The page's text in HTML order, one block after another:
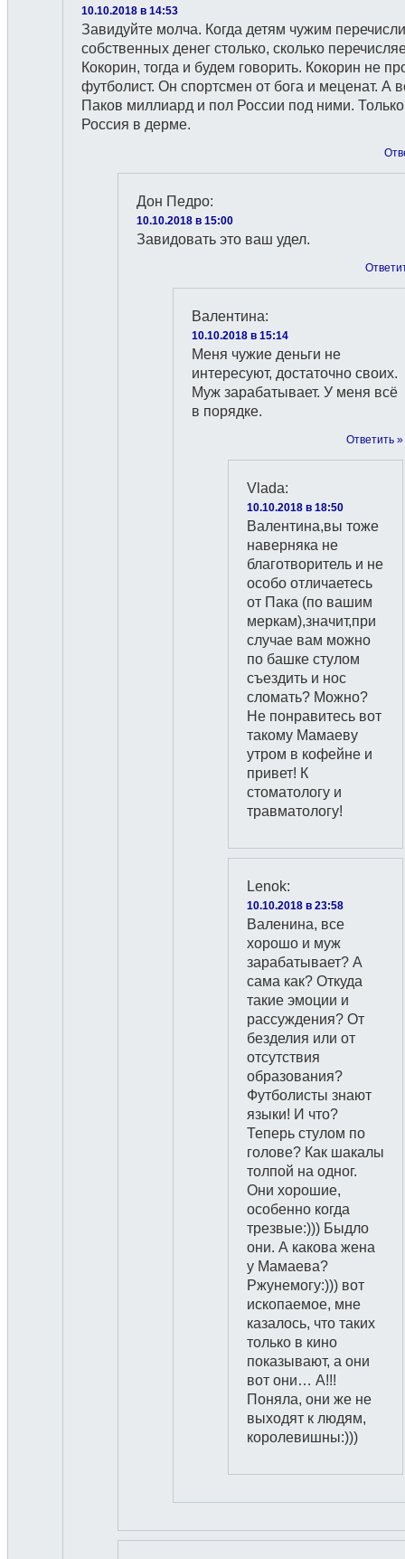
10.10.2018 в 14:53
Завидуйте молча. Когда детям чужим
собственных денег столько, сколько
Кокорин, тогда и будем говорить. Кокорин не
футболист. Он спортсмен от бога и меценат. А
Паков миллиард и пол России под ними. Только
Россия в дерме.
Дон Педро:
10.10.2018 в 15:00
Завидовать это ваш удел.
Валентина:
10.10.2018 в 15:14
Меня чужие деньги не
интересуют, достаточно своих.
Муж зарабатывает. У меня всё
в порядке.
Ответить »
Vlada:
10.10.2018 в 18:50
Валентина,вы тоже
наверняка не
благотворитель и не
особо отличаетесь
от Пака (по вашим
меркам),значит,при
случае вам можно
по башке стулом
съездить и нос
сломать? Можно?
Не понравитесь вот
такому Мамаеву
утром в кофейне и
привет! К
стоматологу и
травматологу!
Lenok:
10.10.2018 в 23:58
Валенина, все
хорошо и муж
зарабатывает? А
сама как? Откуда
такие эмоции и
рассуждения? От
безделия или от
отсутствия
образования?
Футболисты знают
языки! И что?
Теперь стулом по
голове? Как шакалы
толпой на одног.
Они хорошие,
особенно когда
трезвые:))) Быдло
они. А какова жена
у Мамаева?
Ржунемогу:))) вот
ископаемое, мне
казалось, что таких
только в кино
показывают, а они
вот они… А!!!
Поняла, они же не
выходят к людям,
королевишны:)))